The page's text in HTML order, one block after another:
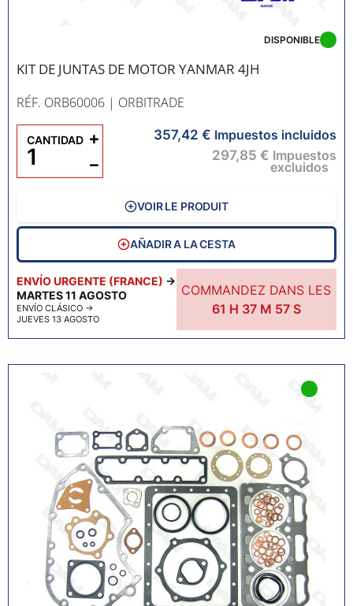
KIT DE JUNTAS DE MOTOR YANMAR 4JH
RÉF. ORB60006 | ORBITRADE
ENVÍO URGENTE (FRANCE) →
MARTES 11 AGOSTO
ENVÍO CLÁSICO →
JUEVES 13 AGOSTO
COMMANDEZ DANS LES
61 H 37M 55 S
DISPONIBLE
357,42 € Impuestos incluidos
297,85 € Impuestos
excluidos
CANTIDAD
−
+
VOIR LE PRODUIT
AÑADIR A LA CESTA